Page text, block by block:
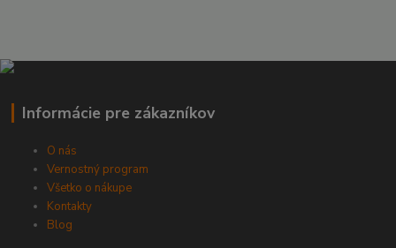
Informácie pre zákazníkov
O nás
Vernostný program
Všetko o nákupe
Kontakty
Blog